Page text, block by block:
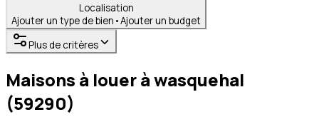
Localisation
Ajouter un type de bien •Ajouter un budget
Plus de critères
Maisons à louer à wasquehal
(59290)